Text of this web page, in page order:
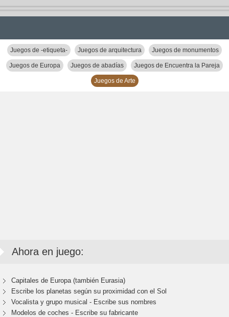
Juegos de -etiqueta- Juegos de arquitectura Juegos de monumentos
Juegos de Europa Juegos de abadías Juegos de Encuentra la Pareja
Juegos de Arte
Ahora en juego:
Capitales de Europa (también Eurasia)
Escribe los planetas según su proximidad con el Sol
Vocalista y grupo musical - Escribe sus nombres
Modelos de coches - Escribe su fabricante